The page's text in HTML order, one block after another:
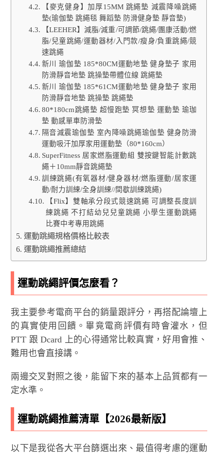
【麥克健身】加厚15MM 跳繩墊 減震降噪跳繩
墊(瑜伽墊 跳繩毯 舞蹈墊 防滑健身墊 靜音墊)
【LEEHER】減脂/減重/可調節/跳繩/團康活動/燃
脂/兒童跳繩/運動器材/入門款/瘦身/負重跳繩/競
速跳繩
新川 瑜伽墊 185*80CM運動地墊 健身墊子 家用
防滑靜音地墊 跳操墊帶體位線 跳繩墊
新川 瑜伽墊 185*61CM運動地墊 健身墊子 家用
防滑靜音地墊 跳操墊 跳繩墊
80*180cm跳繩墊 超慢跑墊 冥想墊 運動墊 瑜珈
墊 動感單車防滑墊
隔音減震瑜伽墊 室內降噪跳繩瑜伽墊 健身防滑
運動吸汗加厚家用運動墊（80*160cm）
SuperFitness 居家燃脂運動組 雙按鍵智能計數跳
繩＋10mm靜音跳繩墊
訓練跳繩(有氧器材/健身器材/燃脂運動/居家運
動/耐力訓練/全身訓練//間歇訓練跳繩)
【Flix】雙軸承分段式競速跳繩 可調整長度訓
練跳繩 不打結幼兒兒童跳繩 小學生運動跳繩
比賽中考專用跳繩
運動跳繩規格價格比較表
運動跳繩推薦總結
運動跳繩評價怎麼看？
我主要參考電商平台的銷量跟評分，再搭配論壇上
的真實使用回饋。畢竟電商評價有時會灌水，但
PTT 跟 Dcard 上的心得通常比較真實，好用會推、
難用也會直接講。
兩邊交叉對照之後，能留下來的基本上品質都有一
定水準。
運動跳繩推薦清單【2026最新版】
以下是我從各大平台篩選出來、最值得考慮的運動